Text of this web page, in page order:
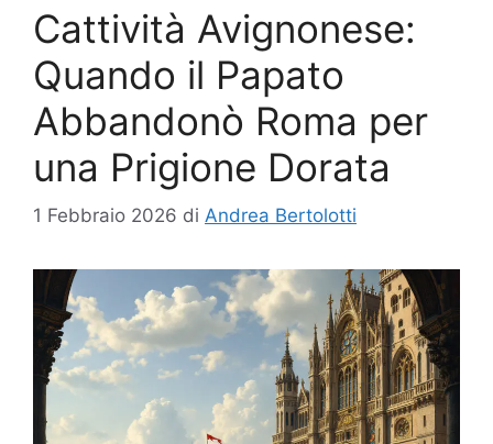
Cattività Avignonese:
Quando il Papato
Abbandonò Roma per
una Prigione Dorata
1 Febbraio 2026 di Andrea Bertolotti